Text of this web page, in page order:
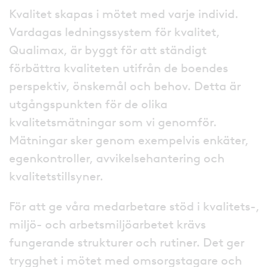
Kvalitet skapas i mötet med varje individ.
Vardagas ledningssystem för kvalitet,
Qualimax, är byggt för att ständigt
förbättra kvaliteten utifrån de boendes
perspektiv, önskemål och behov. Detta är
utgångspunkten för de olika
kvalitetsmätningar som vi genomför.
Mätningar sker genom exempelvis enkäter,
egenkontroller, avvikelsehantering och
kvalitetstillsyner.
För att ge våra medarbetare stöd i kvalitets-,
miljö- och arbetsmiljöarbetet krävs
fungerande strukturer och rutiner. Det ger
trygghet i mötet med omsorgstagare och